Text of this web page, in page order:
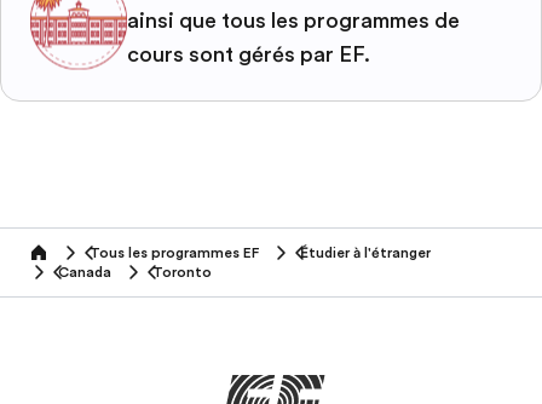
ainsi que tous les programmes de
cours sont gérés par EF.
home Tous les programmes EF
Étudier à l'étranger
Canada
Toronto